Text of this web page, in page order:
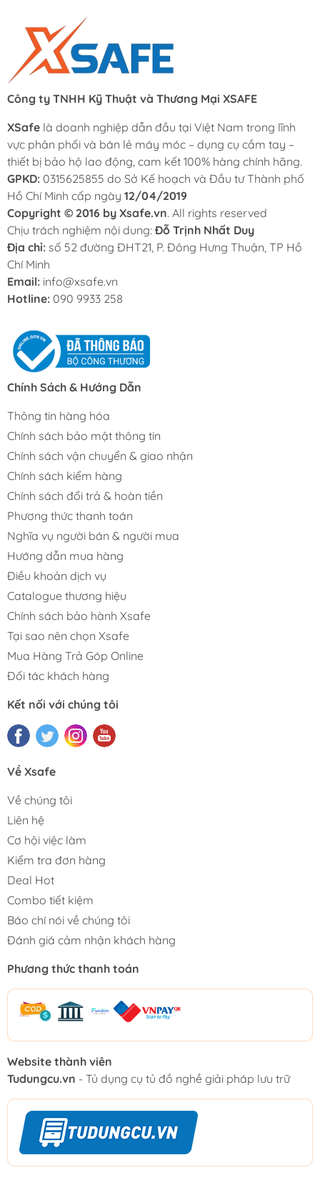
Công ty TNHH Kỹ Thuật và Thương Mại XSAFE
XSafe là doanh nghiệp dẫn đầu tại Việt Nam trong lĩnh
vực phân phối và bán lẻ máy móc – dụng cụ cầm tay –
thiết bị bảo hộ lao động, cam kết 100% hàng chính hãng.
GPKD: 0315625855 do Sở Kế hoạch và Đầu tư Thành phố
Hồ Chí Minh cấp ngày 12/04/2019
Copyright © 2016 by Xsafe.vn. All rights reserved
Chịu trách nghiệm nội dung: Đỗ Trịnh Nhất Duy
Địa chỉ: số 52 đường ĐHT21, P. Đông Hưng Thuận, TP Hồ
Chí Minh
Email: info@xsafe.vn
Hotline: 090 9933 258
Chính Sách & Hướng Dẫn
Thông tin hàng hóa
Chính sách bảo mật thông tin
Chính sách vận chuyển & giao nhận
Chính sách kiểm hàng
Chính sách đổi trả & hoàn tiền
Phương thức thanh toán
Nghĩa vụ người bán & người mua
Hướng dẫn mua hàng
Điều khoản dịch vụ
Catalogue thương hiệu
Chính sách bảo hành Xsafe
Tại sao nên chọn Xsafe
Mua Hàng Trả Góp Online
Đối tác khách hàng
Kết nối với chúng tôi
Về Xsafe
Về chúng tôi
Liên hệ
Cơ hội việc làm
Kiểm tra đơn hàng
Deal Hot
Combo tiết kiệm
Báo chí nói về chúng tôi
Đánh giá cảm nhận khách hàng
Phương thức thanh toán
Website thành viên
Tudungcu.vn - Tủ dụng cụ tủ đồ nghề giải pháp lưu trữ